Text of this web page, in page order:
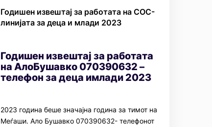
Годишен извештај за работата на СОС-
линијата за деца и млади 2023
Годишен извештај за работата
на АлоБушавко 070390632 –
телефон за деца имлади 2023
2023 гoдина беше значајна година за тимот на
Меѓаши. Ало Бушавко 070390632- телефонот